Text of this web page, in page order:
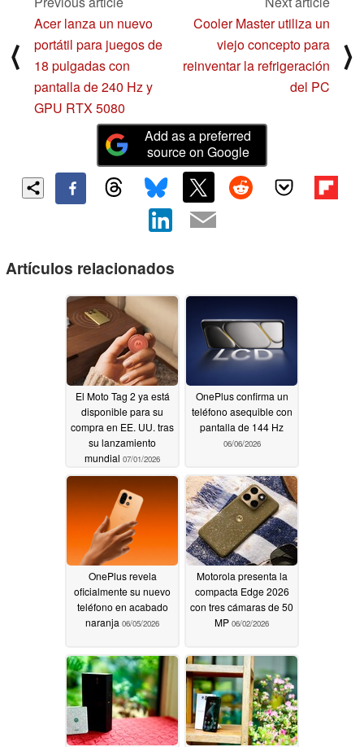
⟨
Acer lanza un nuevo
portátil para juegos de
18 pulgadas con
pantalla de 240 Hz y
GPU RTX 5080
Cooler Master utiliza un
viejo concepto para
reinventar la refrigeración
del PC
⟩
Add as a preferred
source on Google
Artículos relacionados
El Moto Tag 2 ya está
disponible para su
compra en EE. UU. tras
su lanzamiento
mundial 07/01/2026
OnePlus confirma un
teléfono asequible con
pantalla de 144 Hz
06/06/2026
OnePlus revela
oficialmente su nuevo
teléfono en acabado
naranja 06/05/2026
Motorola presenta la
compacta Edge 2026
con tres cámaras de 50
MP 06/02/2026